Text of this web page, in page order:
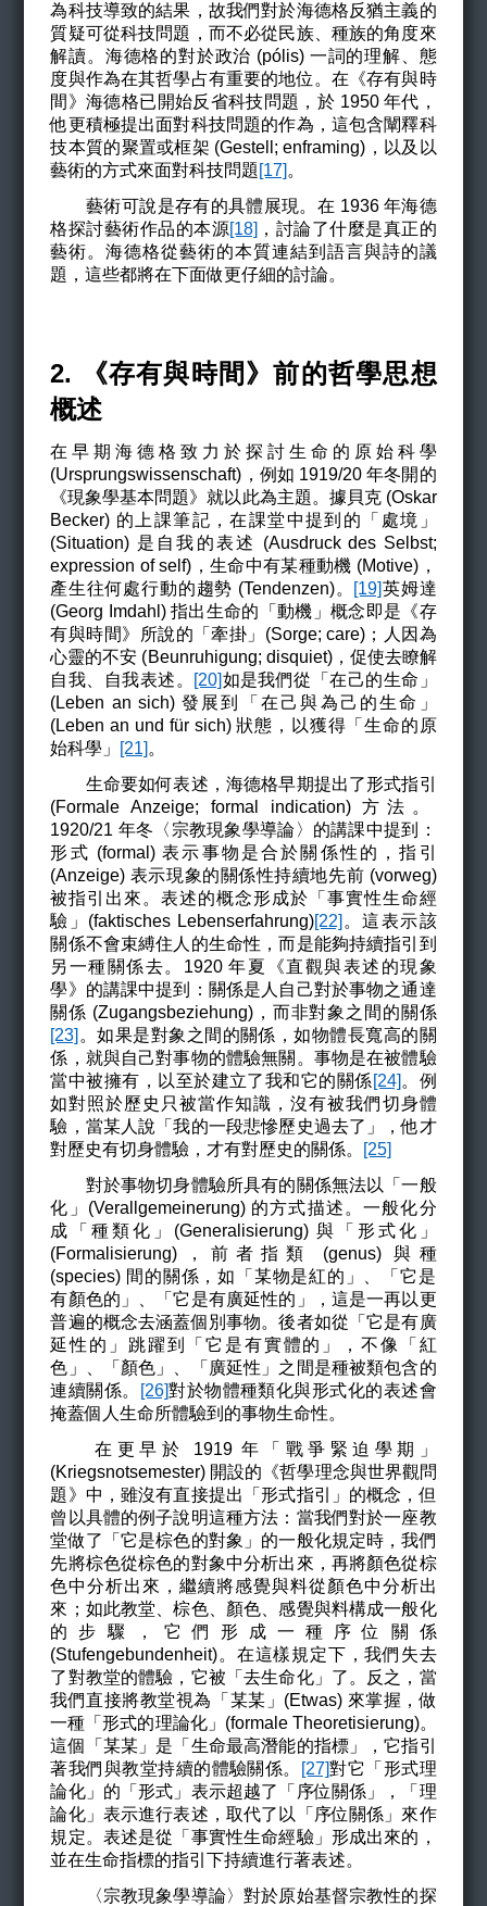
為科技導致的結果，故我們對於海德格反猶主義的
質疑可從科技問題，而不必從民族、種族的角度來
解讀。海德格的對於政治 (pólis) 一詞的理解、態
度與作為在其哲學占有重要的地位。在《存有與時
間》海德格已開始反省科技問題，於 1950 年代，
他更積極提出面對科技問題的作為，這包含闡釋科
技本質的聚置或框架 (Gestell; enframing)，以及以
藝術的方式來面對科技問題 [17] 。
藝術可說是存有的具體展現。在 1936 年海德
格探討藝術作品的本源[18] ，討論了什麼是真正的
藝術。海德格從藝術的本質連結到語言與詩的議
題，這些都將在下面做更仔細的討論。
2. 《存有與時間》前的哲學思想
概述
在早期海德格致力於探討生命的原始科學
(Ursprungswissenschaft)，例如 1919/20 年冬開的
《現象學基本問題》就以此為主題。據貝克 (Oskar
Becker) 的上課筆記，在課堂中提到的「處境」
(Situation) 是自我的表述 (Ausdruck des Selbst;
expression of self)， 生命中有某種動機 (Motive)，
產生往何處行動的趨勢 (Tendenzen)。 [19]英姆達
(Georg Imdahl)指出生命的「動機」概念即是《存
有與時間》所說的「牽掛」(Sorge; care)；
人因為
心靈的不安 (Beunruhigung; disquiet)， 促使去瞭解
自我
自我表述。 [20]如是我們從「在己的生命」
(Leben an sich)發展到「在己與為己的生命」
(Leben an und für sich)狀態 ，以獲得 「生命的原
始科學」 [21] 。
生命要如何表述 ， 海德格早期提出了形式指引
(Formale Anzeige; formal indication)方法。
1920/21 年冬〈宗教現象學導論〉的講課中提到：
形式 (formal) 表示事物是合於關係性的，指引
(Anzeige) 表示現象的關係性持續地先前 (vorweg)
被指引出來。表述的概念形成於「事實性生命經
驗」(faktisches Lebenserfahrung)[22] 。這表示該
關係不會束縛住人的生命性，而是能夠持續指引到
另一種關係去。1920 年夏《直觀與表述的現象
學》的講課中提到：關係是人自己對於事物之通達
關係 (Zugangsbeziehung)，而非對象之間的關係
[23] 。如果是對象之間的關係，如物體長寬高的關
係，就與自己對事物的體驗無關。事物是在被體驗
當中被擁有，以至於建立了我和它的關係[24] 。例
如對照於歷史只被當作知識，沒有被我們切身體
驗，當某人說「我的一段悲慘歷史過去了」，他才
對歷史有切身體驗，才有對歷史的關係。 [25]
對於事物切身體驗所具有的關係無法以「一般
化」(Verallgemeinerung) 的方式描述。一般化分
成「種類化」(Generalisierung) 與「形式化」
(Formalisierung)， 前者指類 (genus)與種
(species) 間的關係 ，如「某物是紅的」、「它是
有顏色的」、「它是有廣延性的」
， 這是一再以更
普遍的概念去涵蓋個別事物。後者如從「它是有廣
延性的」跳躍到「它是有實體的」，不像「紅
色」、「顏色」、「廣延性」之間是種被類包含的
連續關係。
[26]對於物體種類化與形式化的表述會
掩蓋個人生命所體驗到的事物生命性。
在更早於 1919 年「戰爭緊迫學期」
(Kriegsnotsemester) 開設的《哲學理念與世界觀問
題》中，雖沒有直接提出
「形式指引」的概念，但
曾以具體的例子說明這種方法：當我們對於一座教
堂做了「它是棕色的對象」的一般化規定時，我們
先將棕色從棕色的對象中分析出來，再將顏色從棕
色中分析出來，繼續將感覺與料從顏色中分析出
來；如此教堂、棕色、顏色、感覺與料構成一般化
的步驟，它們形成一種序位關係
(Stufengebundenheit)。 在這樣規定下，我們失去
了對教堂的體驗，它被「去生命化」了。反之，當
我們直接將教堂視為「某某」(Etwas) 來掌握，做
一種「形式的理論化」(formale Theoretisierung)。
這個
「某某」 是「生命最高潛能的指標」，它指引
著我們與教堂持續的體驗關係。
[27]對它
「形式理
論化」的「形式 」 表示超越了「序位關係」 ，
「理
論化」 表示進行表述，取代了以
「序位關係」來作
規定。表述是從 「事實性生命經驗」形成出來的，
並在生命指標的指引下持續進行著表述。
〈宗教現象學導論〉對於原始基督宗教性的探